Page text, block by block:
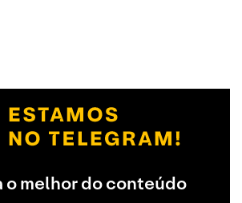
o melhor do conteúdo